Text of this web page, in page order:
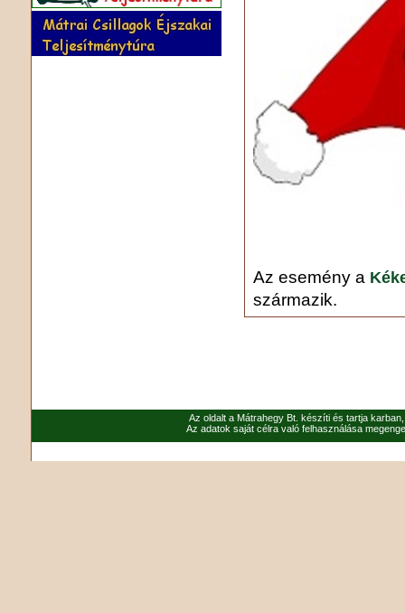
Az esemény a
származik.
Az oldalt a Mátrahegy Bt. készíti és tartja
Az adatok saját célra való felhasználása